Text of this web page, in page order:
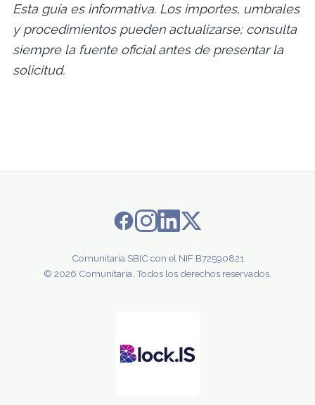
Esta guía es informativa. Los importes, umbrales
y procedimientos pueden actualizarse; consulta
siempre la fuente oficial antes de presentar la
solicitud.
Comunitaria SBIC con el NIF B72590821
© 2026 Comunitaria. Todos los derechos reservados.